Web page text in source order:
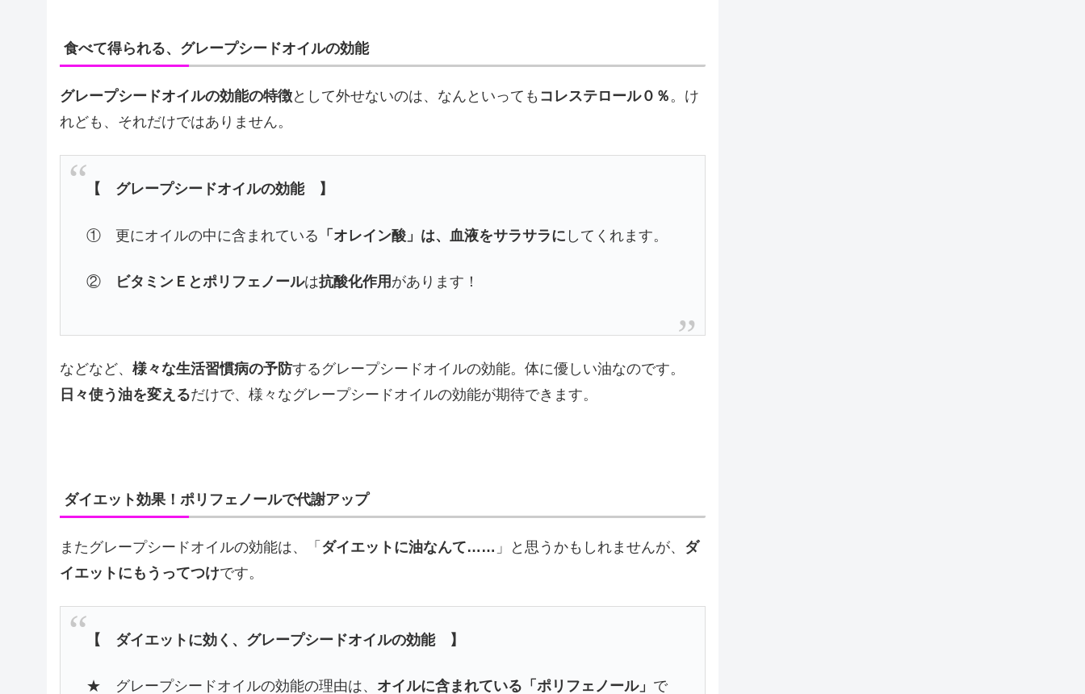
食べて得られる、グレープシードオイルの効能
グレープシードオイルの効能の特徴として外せないのは、なんといっても コレステロール０％。け
れども、それだけではありません。
【 グレープシードオイルの効能 】
① 更にオイルの中に含まれている 「オレイン酸」は、血液をサラサラに してくれます。
② ビタミンＥとポリフェノールは抗酸化作用 があります！
などなど、 様々な生活習慣病の予防するグレープシードオイルの効能。体に優しい油なのです。
日々使う油を変えるだけで、様々なグレープシードオイルの効能が期待できます。
ダイエット効果！ポリフェノールで代謝アップ
またグレープシードオイルの効能は、「 ダイエットに油なんて…… 」と思うかもしれませんが、 ダ
イエットにもうってつけです。
【 ダイエットに効く、グレープシードオイルの効能 】
★ グレープシードオイルの効能の理由は、 オイルに含まれている「ポリフェノール」 で